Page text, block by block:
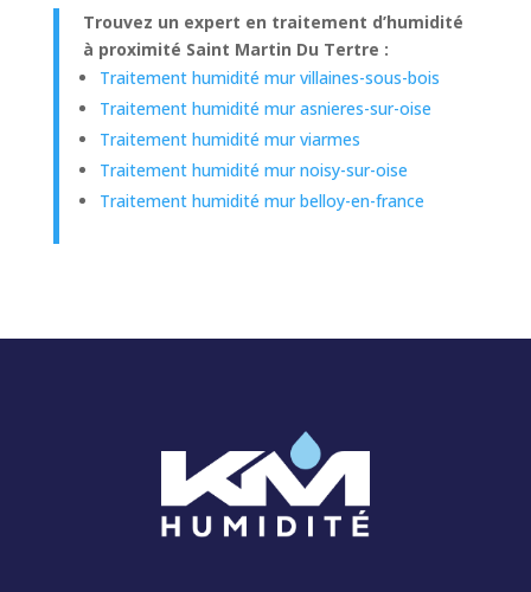
Trouvez un expert en traitement d’humidité
à proximité Saint Martin Du Tertre :
Traitement humidité mur villaines-sous-bois
Traitement humidité mur asnieres-sur-oise
Traitement humidité mur viarmes
Traitement humidité mur noisy-sur-oise
Traitement humidité mur belloy-en-france